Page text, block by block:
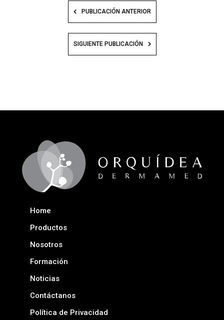
PUBLICACIÓN ANTERIOR
SIGUIENTE PUBLICACIÓN
Home
Productos
Nosotros
Formación
Noticias
Contáctanos
Política de Privacidad